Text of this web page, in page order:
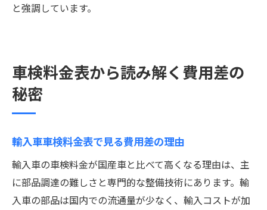
と強調しています。
車検料金表から読み解く費用差の
秘密
輸入車車検料金表で見る費用差の理由
輸入車の車検料金が国産車と比べて高くなる理由は、主
に部品調達の難しさと専門的な整備技術にあります。輸
入車の部品は国内での流通量が少なく、輸入コストが加